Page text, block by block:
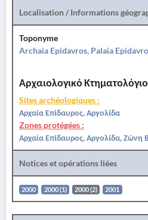
Localisation / Informations
Toponyme
Archaia Epidavros, Palaia
Αρχαιολογικό Κτηματολόγιο
Sites archéologiques :
Αρχαία Επίδαυρος, Αργολίδα
Zones protégées :
Αρχαία Επίδαυρος, Αργολίδα, Ζώνη
Notices et opérations liées
2000 2000 (1) 2000 (2) 2001